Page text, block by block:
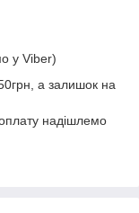
у Viber)
а залишок на
надішлемо